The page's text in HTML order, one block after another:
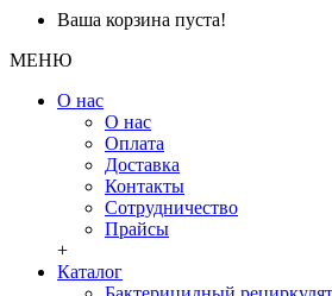
Ваша корзина пуста!
МЕНЮ
О нас
О нас
Оплата
Доставка
Контакты
Сотрудничество
Прайсы
+
Каталог